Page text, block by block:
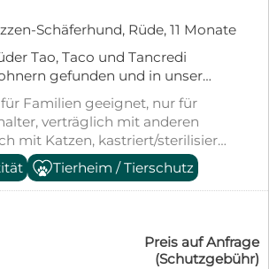
Schäferhund, Rüde, 11 Monate
Tao, Taco und Tancredi
gefunden und in unser
die Lida gebracht. Hier
versorgt, geimpft und nun
Familien. Tito konnte im Juni
nach 66636 Tholey ziehen.
Unsicherheit ist er nun
die Tagesabläufe, versteht
Hunden, geht gut an der
im Haus ruhig. Fremde
anfangs etwas unheimlich,
Hundekumpel dabei haben,
Familien geeignet, nur für
verträglich mit anderen
mit Katzen, kastriert/sterilisiert,
entwurmt,
Stubenrein,
Tierheim / Tierschutz
Preis auf Anfrage
(Schutzgebühr)